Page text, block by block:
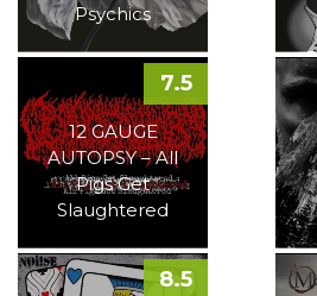
Psychics
12 GAUGE
AUTOPSY – All
Pigs Get
Slaughtered
7.5
8.5